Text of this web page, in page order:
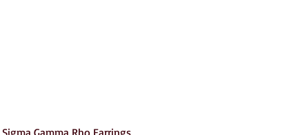
Sigma Gamma Rho Earrings